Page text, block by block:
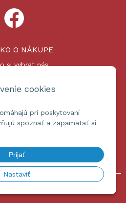
cookies
pri poskytovaní
spoznať a zapamätať si
Prijať
Nastaviť
O NÁKUPE
si vybrať nás
a doprava
INFORMÁCIE
podmienky
osobných údajov
eshopu cez UNIobchod,webhosting